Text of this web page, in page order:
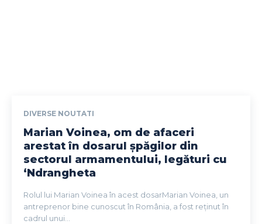
DIVERSE NOUTATI
Marian Voinea, om de afaceri
arestat în dosarul șpăgilor din
sectorul armamentului, legături cu
‘Ndrangheta
Rolul lui Marian Voinea în acest dosarMarian Voinea, un
antreprenor bine cunoscut în România, a fost reținut în
cadrul unui...